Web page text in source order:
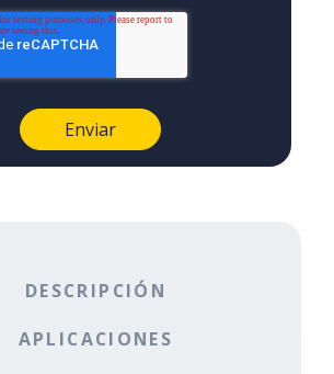
DESCRIPCIÓN
APLICACIONES